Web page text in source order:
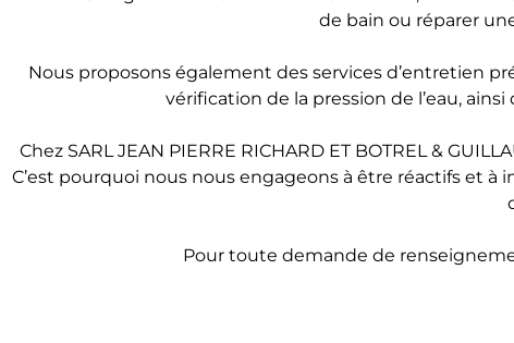
de bain ou réparer
Nous proposons également des services d’entretien
vérification de la pression de l’eau,
Chez SARL JEAN PIERRE RICHARD ET BOTREL &
C’est pourquoi nous nous engageons à être réactifs et à
Pour toute demande de